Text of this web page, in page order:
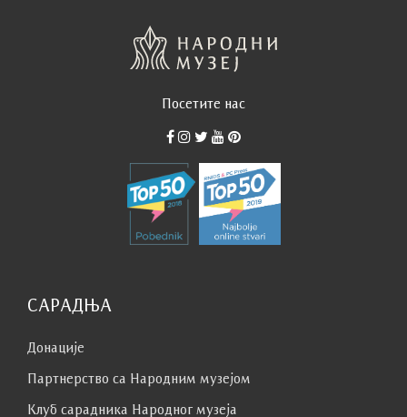
Посетите нас
САРАДЊА
Донације
Партнерство са Народним музејoм
Клуб сaрaдникa Народног музеја